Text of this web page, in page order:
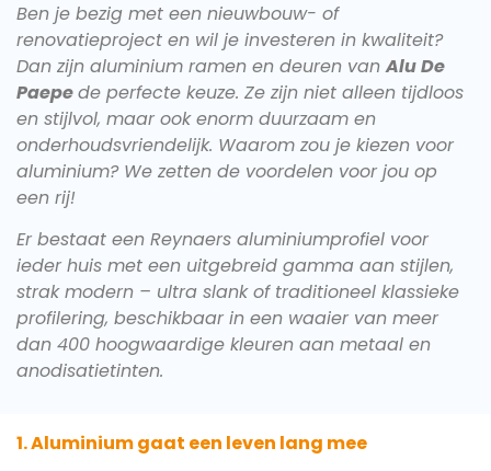
Ben je bezig met een nieuwbouw- of
renovatieproject en wil je investeren in kwaliteit?
Dan zijn aluminium ramen en deuren vanAlu De
Paepede perfecte keuze. Ze zijn niet alleen tijdloos
en stijlvol, maar ook enorm duurzaam en
onderhoudsvriendelijk. Waarom zou je kiezen voor
aluminium? We zetten de voordelen voor jou op
een rij!
Er bestaat een Reynaers aluminiumprofiel voor
ieder huis met een uitgebreid gamma aan stijlen,
strak modern – ultra slank of traditioneel klassieke
profilering, beschikbaar in een waaier van meer
dan 400 hoogwaardige kleuren aan metaal en
anodisatietinten.
1. Aluminium gaat een leven lang mee